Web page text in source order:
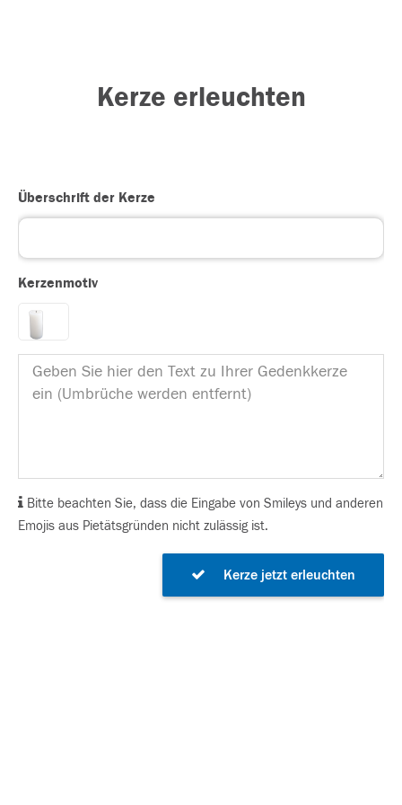
Kerze erleuchten
Überschrift der Kerze
Kerzenmotiv
Bitte beachten Sie, dass die Eingabe von Smileys und anderen
Emojis aus Pietätsgründen nicht zulässig ist.
Kerze jetzt erleuchten